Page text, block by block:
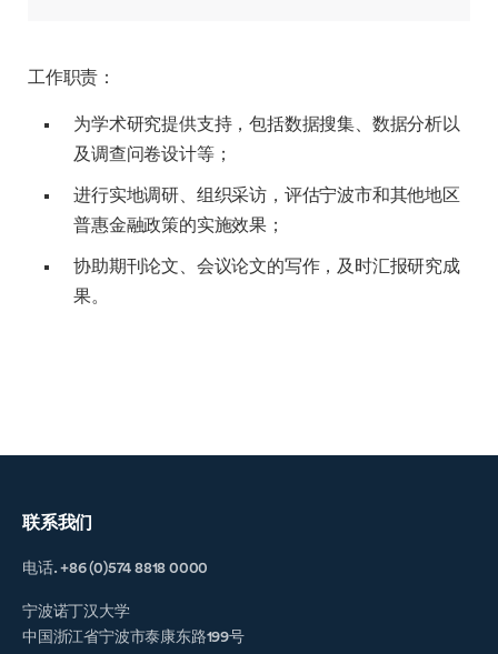
工作职责：
为学术研究提供支持，包括数据搜集、数据分析以
及调查问卷设计等；
进行实地调研、组织采访，评估宁波市和其他地区
普惠金融政策的实施效果；
协助期刊论文、会议论文的写作，及时汇报研究成
果。
联系我们
电话. +86 (0)574 8818 0000
宁波诺丁汉大学
中国浙江省宁波市泰康东路199号